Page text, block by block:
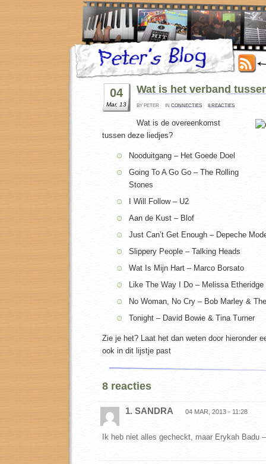
04
Mar, 13
Wat is het verband
BY PETER IN CONNECTIES 8 REACTIES
Wat is de overeenkomst
tussen deze liedjes?
Nooduitgang – Het Goede Doel
Going To A Go Go – The Rolling
Stones
I Will Follow – U2
Aan de Kust – Blof
Just Can’t Get Enough – Depeche
Slippery People – Talking Heads
Wat Is Mijn Hart – Marco Borsato
Like The Way I Do – Melissa Etheridge
No Woman, No Cry – Bob Marley &
Tonight – David Bowie & Tina Turner
Zie je het? Laat het dan weten door hieronder
ook in dit lijstje past
8 reacties
1. SANDRA 04 MAR, 2013 - 11:28
Ik heb niet alles gecheckt, maar Erykah Badu